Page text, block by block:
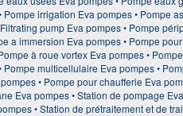
irrigation Eva pompes • Pompe
pump Eva pompes • Pompe
a immersion Eva pompes • Pompe
à roue vortex Eva pompes •
multicellulaire Eva pompes •
• Pompe pour chaufferie Eva
Eva pompes • Station de pompage
• Station de prétraitement et de